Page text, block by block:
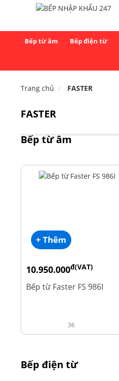
Bếp từ âm Bếp điện từ
Trang chủ FASTER
FASTER
Bếp từ âm
+ Thêm
10.950.000đ(VAT)
18.900.000
Bếp từ Faster FS 986I
36
Bếp điện từ